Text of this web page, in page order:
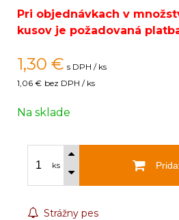
Pri objednávkach v
kusov je požadovaná
1,30 € s DPH / ks
1,06 € bez DPH / ks
Na sklade
ks
Strážny pes